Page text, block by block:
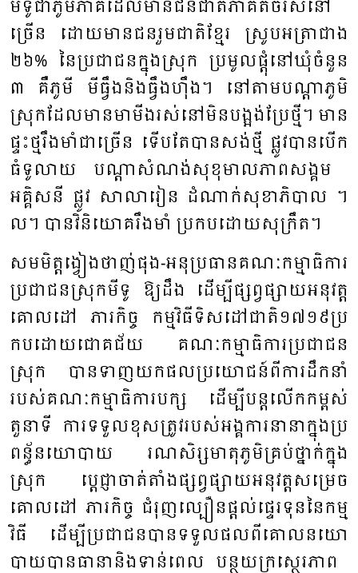
មីទូ​ជា​ភូមិ​ភាគ​ដែល​មាន​ជន​ជាតិ​ភាគ​តិច​រស់​នៅ​
ច្រើន ​ដោយ​មាន​ជន​រួម​ជាតិ​ខ្មែរ ​ស្រូប​អត្រា​ជាង​
២៦% ​នៃ​ប្រ​ជា​ជន​ក្នុង​ស្រុក ​ប្រ​មូល​ផ្តុំ​នៅ​​ឃុំ​ចំ​នួន​
៣ ​គឺ​​ភូមី ​មី​ធ្វឹង​និង​ធ្វឹង​ហ៊ឹង។ ​នៅ​តាម​បណ្តា​ភូមិ​
ស្រុក​ដែលមានមា​មីងរស់នៅ​មិន​បង្អង់​ប្រែថ្មី។ មាន​
ផ្ទះ​ថ្មរឹង​មាំ​ជា​ច្រើន ​ទើប​តែ​បាន​សង់​ថ្មី ​ផ្លូវ​បាន​បើក​
ធំទូលាយ ​បណ្តា​សំ​ណង់​សុខុមាល​ភាព​សង្គម ​
អគ្គិសនី ​ផ្លូវ​ សា​លា​រៀន ​ដំណាក់​សុខា​ភិ​បាល​ ។
ល។ ​បាន​វិនិយោគ​រឹង​មាំ ​ប្រកបដោយ​សុក្រឹត។
សម​មិត្ត​ង្វៀង​ថា​ញ់​ផុង​-​អនុប្រធាន​គណៈ​កម្មាធិការ​
ប្រ​ជា​ជន​ស្រុក​មីទូ ​ឱ្យ​ដឹង ​ដើម្បី​ផ្សព្វ​ផ្សាយ​អនុ​វត្ត​
គោល​ដៅ​ ភារកិច្ច​ កម្ម​វិធី​ទិស​ដៅ​ជាតិ​១៧១៩ប្រ​
កប​ដោយ​ជោគ​ជ័យ​ គណៈ​កម្មាធិការ​ប្រ​ជា​ជន​
ស្រុក បាន​ទាញ​យក​ផល​ប្រ​យោជន៍​ពី​ការ​ដឹក​នាំ​
របស់​គណៈ​កម្មាធិការ​បក្ស ​ដើម្បី​បន្ត​លើក​កម្ពស់​
តួនាទី ​ការ​ទទួល​ខុស​ត្រូវ​របស់​អង្គ​ការ​នា​នា​ក្នុង​ប្រ​
ពន័្ធ​នយោ​បាយ ​រណសិរ្សមាតុ​ភូមិ​គ្រប់​ថ្នាក់​ក្នុង​
ស្រុក ​ប្តេជ្ញាចាត់​តាំង​ផ្សព្វ​ផ្សាយ​អនុ​វត្ត​សម្រេច​
គោល​ដៅ​ ភារកិច្ច ​ជំរុញ​ល្បឿន​ផ្តល់​ផ្ទេរ​ទុន​នៃ​កម្ម​
វិធី ​ដើម្បី​ប្រ​ជាជន​បាន​ទទួល​ផល​ពី​គោល​នយោ​
បាយ​បាន​ធា​នា​និង​ទាន់​ពេល ​បន្ថយ​ក្រ​ស្ថេរភាព ​